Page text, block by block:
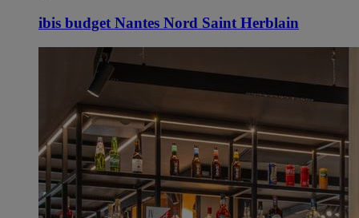
ibis budget Nantes Nord Saint Herblain